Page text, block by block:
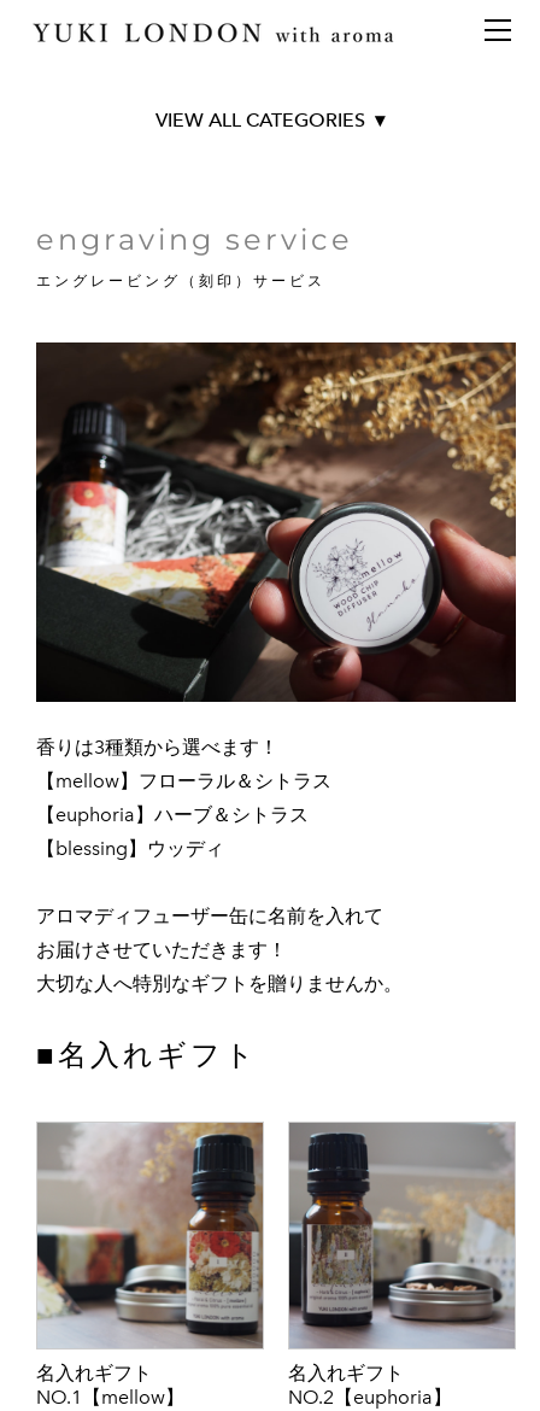
Aroma Spray
Original Aroma Oil
BRANCH AVENUE
Art series collection
■天然精油56種
BEST 10
CITRUS
FLORAL
HERB
WOODY
EXOTIC
■香りの定期便
■グッズ基材
GOODS
BASE
■mini aroma kit
engraving service
エングレービング（刻印）サービス
香りは3種類から選べます！
【mellow】フローラル＆シトラス
【euphoria】ハーブ＆シトラス
【blessing】ウッディ
​アロマディフューザー缶に名前を入れて
​お届けさせていただきます！
大切な人へ特別なギフトを贈りませんか。
■名入れギフト
名入れギフト
NO.1【mellow】
名入れギフト
NO.2【euphoria】
最新情報
アロマセレモニー《ゲスト参加型演出》
代表の想い
ONLINE SHOP
香りの定期便
精油56種
グッズ基材
名入れギフト
特別なギフトセレクション